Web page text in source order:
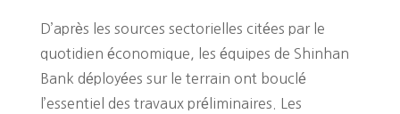
D’après les sources sectorielles citées par le
quotidien économique, les équipes de Shinhan
Bank déployées sur le terrain ont bouclé
l’essentiel des travaux préliminaires. Les